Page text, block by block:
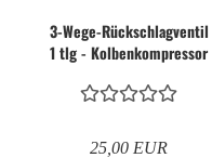
3-Wege-Rückschlagventil
1 tlg - Kolbenkompressor
25,00 EUR